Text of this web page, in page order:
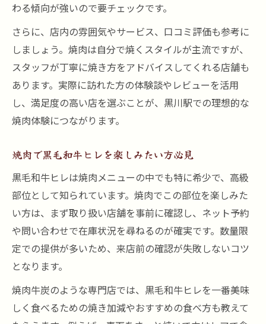
わる傾向が強いので要チェックです。
さらに、店内の雰囲気やサービス、口コミ評価も参考に
しましょう。焼肉は自分で焼くスタイルが主流ですが、
スタッフが丁寧に焼き方をアドバイスしてくれる店舗も
あります。実際に訪れた方の体験談やレビューを活用
し、満足度の高い店を選ぶことが、黒川駅での理想的な
焼肉体験につながります。
焼肉で黒毛和牛ヒレを楽しみたい方必見
黒毛和牛ヒレは焼肉メニューの中でも特に希少で、高級
部位として知られています。焼肉でこの部位を楽しみた
い方は、まず取り扱い店舗を事前に確認し、ネット予約
や問い合わせで在庫状況を尋ねるのが確実です。数量限
定での提供が多いため、来店前の確認が失敗しないコツ
となります。
焼肉牛炭のような専門店では、黒毛和牛ヒレを一番美味
しく食べるための焼き加減やおすすめの食べ方も教えて